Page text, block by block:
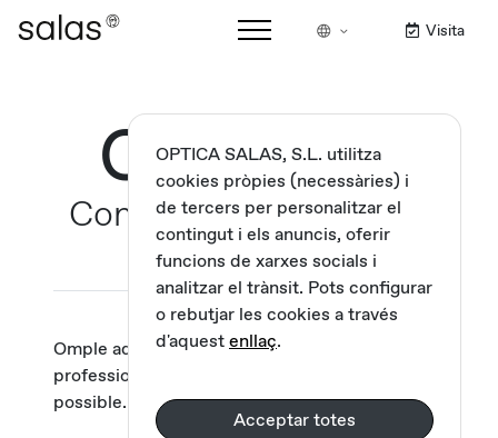
Visita
OPTICA SALAS, S.L. utilitza
cookies pròpies (necessàries) i
de tercers per personalitzar el
contingut i els anuncis, oferir
funcions de xarxes socials i
analitzar el trànsit. Pots configurar
o rebutjar les cookies a través
d'aquestenllaç.
Acceptar totes
Contacte
Com et podem ajudar?
Omple aquest formulari i un dels nostres
professionals et respondrà tan aviat com sigui
possible.